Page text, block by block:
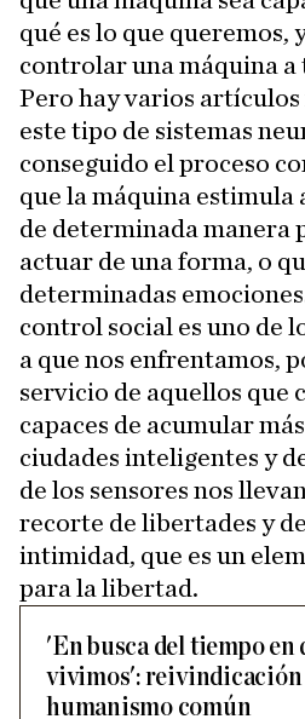
qué es lo que queremos,
controlar una máquina a
Pero hay varios
este tipo de sistemas
conseguido el proceso
que la máquina estimula
de determinada manera
actuar de una forma, o
determinadas
control social es uno de
a que nos enfrentamos,
servicio de aquellos que
capaces de acumular
ciudades inteligentes y
de los sensores nos
recorte de libertades y
intimidad, que es un
para la libertad.
'En busca del tiempo en
vivimos': reivindicación
humanismo común